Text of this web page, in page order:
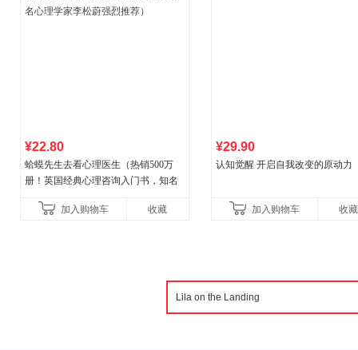
¥22.80
蛤蟆先生去看心理医生（热销500万
册！英国经典心理咨询入门书，知名
加入购物车
收藏
¥29.90
认知觉醒 开启自我改变的原动力
加入购物车 收藏